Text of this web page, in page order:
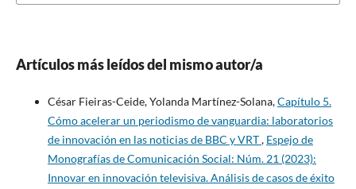
Artículos más leídos del mismo autor/a
César Fieiras-Ceide, Yolanda Martínez-Solana,Capítulo 5.
Cómo acelerar un periodismo de vanguardia: laboratorios
de innovación en las noticias de BBC y VRT, Espejo de
Monografías de Comunicación Social: Núm. 21 (2023):
Innovar en innovación televisiva. Análisis de casos de éxito